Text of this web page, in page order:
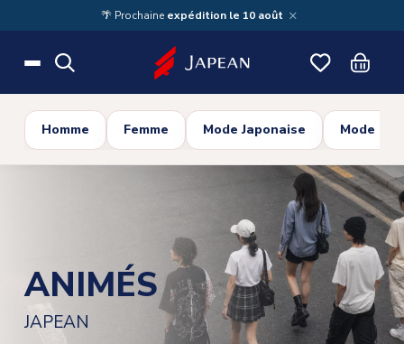
Skip to main content🌴 Prochaine expédition le 10 août ×
Homme Femme Mode Japonaise Mode
ANIMÉS
JAPEAN